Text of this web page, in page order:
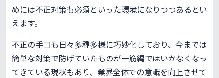
めには不正対策も必須といった環境になりつつあるとい
えます。
不正の手口も日々多種多様に巧妙化しており、今までは
簡単な対策で防げていたものが一筋縄ではいかなくなっ
てきている現状もあり、業界全体での意識を向上させて